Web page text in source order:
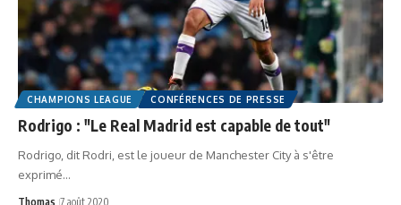
CHAMPIONS LEAGUE CONFÉRENCES DE PRESSE
Rodrigo : "Le Real Madrid est capable de tout"
Rodrigo, dit Rodri, est le joueur de Manchester City à s'être
exprimé…
Thomas 7 août 2020